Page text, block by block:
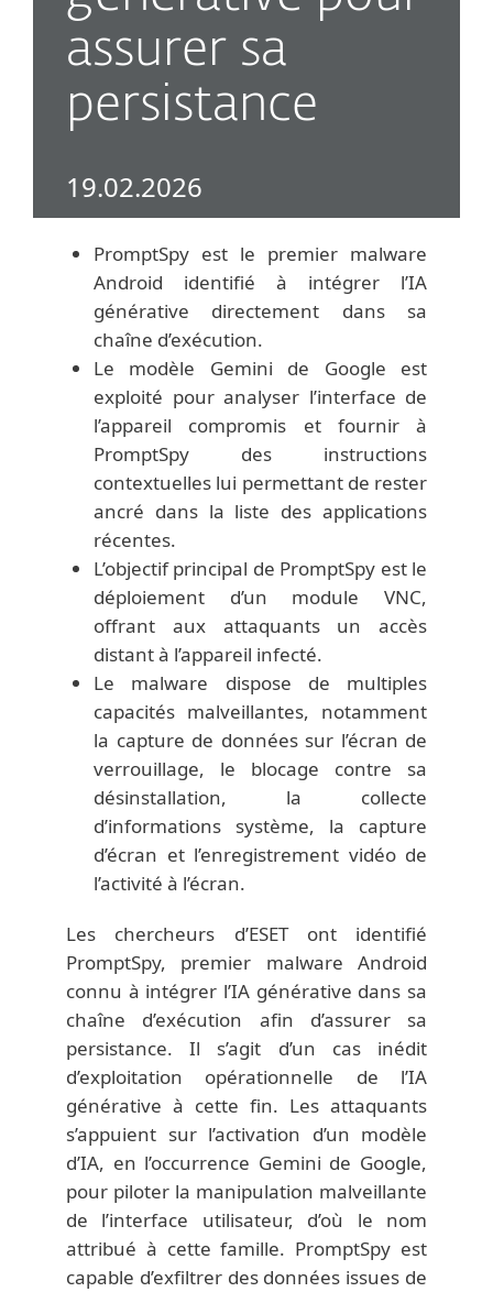
assurer sa
persistance
19.02.2026
PromptSpy est le premier malware
Android identifié à intégrer l’IA
générative directement dans sa
chaîne d’exécution.
Le modèle Gemini de Google est
exploité pour analyser l’interface de
l’appareil compromis et fournir à
PromptSpy des instructions
contextuelles lui permettant de rester
ancré dans la liste des applications
récentes.
L’objectif principal de PromptSpy est le
déploiement d’un module VNC,
offrant aux attaquants un accès
distant à l’appareil infecté.
Le malware dispose de multiples
capacités malveillantes, notamment
la capture de données sur l’écran de
verrouillage, le blocage contre sa
désinstallation, la collecte
d’informations système, la capture
d’écran et l’enregistrement vidéo de
l’activité à l’écran.
Les chercheurs d’ESET ont identifié
PromptSpy, premier malware Android
connu à intégrer l’IA générative dans sa
chaîne d’exécution afin d’assurer sa
persistance. Il s’agit d’un cas inédit
d’exploitation opérationnelle de l’IA
générative à cette fin. Les attaquants
s’appuient sur l’activation d’un modèle
d’IA, en l’occurrence Gemini de Google,
pour piloter la manipulation malveillante
de l’interface utilisateur, d’où le nom
attribué à cette famille. PromptSpy est
capable d’exfiltrer des données issues de